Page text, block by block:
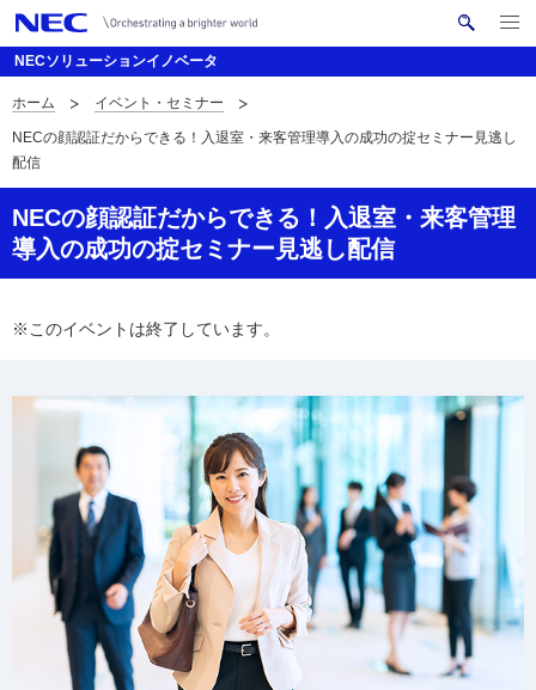
NECソリューションイノベータ
検
メ
ニ
く
ナ
ビ
ゲ
ー
シ
ン
サ
イ
内
の
現
ホーム イベント・セミナー
NECの顔認証だからできる！入退室・来客管理導入の成功の掟セミナー見逃し
配信
NECの顔認証だからできる！入退室・来客管理
導入の成功の掟セミナー見逃し配信
※このイベントは終了しています。